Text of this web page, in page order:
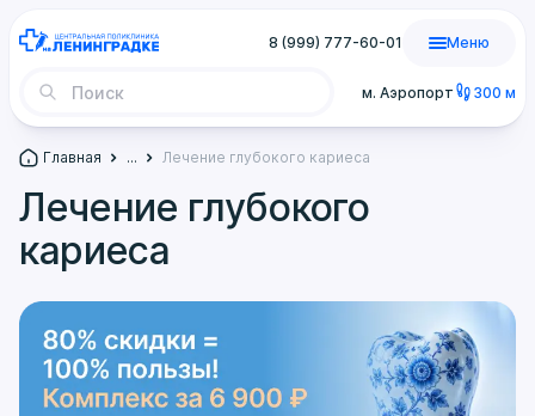
м. Аэропорт 300 м
8 (999) 777-60-01 Меню
Главная ... Лечение глубокого кариеса
Лечение глубокого
кариеса